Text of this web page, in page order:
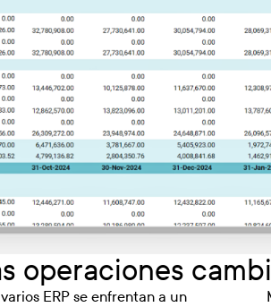
operaciones
ERP se enfrentan a un